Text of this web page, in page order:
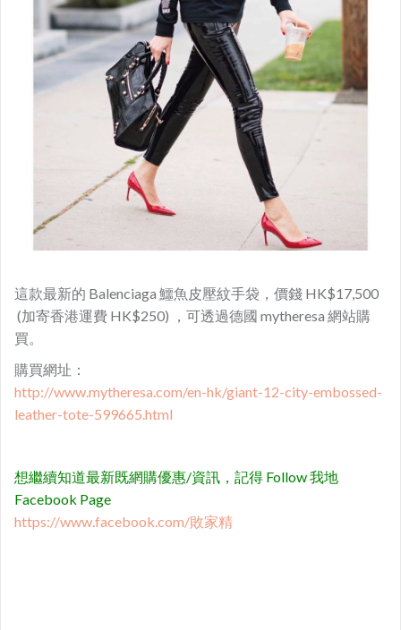
這款最新的 Balenciaga 鱷魚皮壓紋手袋，價錢 HK$17,500
(加寄香港運費 HK$250) ，可透過德國 mytheresa 網站購
買。
購買網址：
http://www.mytheresa.com/en-hk/giant-12-city-embossed-
leather-tote-599665.html
想繼續知道最新既網購優惠/資訊，記得 Follow 我地
Facebook Page
https://www.facebook.com/敗家精